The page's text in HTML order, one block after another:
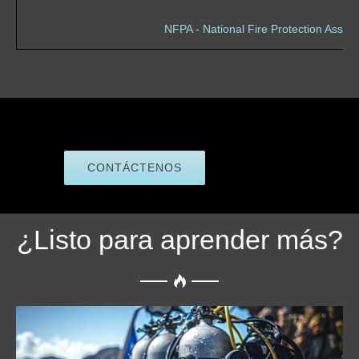
NFPA - National Fire Protection
CONTÁCTENOS
¿Listo para aprender más?